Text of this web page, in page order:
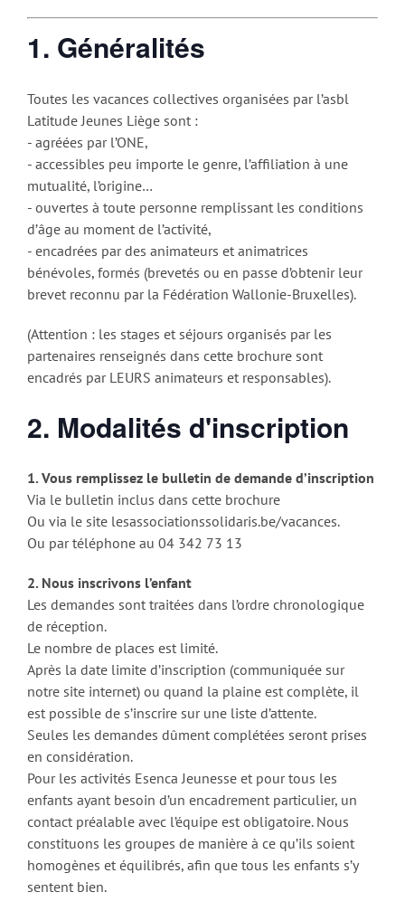
1. Généralités
Toutes les vacances collectives organisées par l’asbl
Latitude Jeunes Liège sont :
- agréées par l’ONE,
- accessibles peu importe le genre, l’affiliation à une
mutualité, l’origine…
- ouvertes à toute personne remplissant les conditions
d’âge au moment de l’activité,
- encadrées par des animateurs et animatrices
bénévoles, formés (brevetés ou en passe d’obtenir leur
brevet reconnu par la Fédération Wallonie-Bruxelles).
(Attention : les stages et séjours organisés par les
partenaires renseignés dans cette brochure sont
encadrés par LEURS animateurs et responsables).
2. Modalités d'inscription
1. Vous remplissez le bulletin de demande d’inscription
Via le bulletin inclus dans cette brochure
Ou via le site lesassociationssolidaris.be/vacances.
Ou par téléphone au 04 342 73 13
2. Nous inscrivons l’enfant
Les demandes sont traitées dans l’ordre chronologique
de réception.
Le nombre de places est limité.
Après la date limite d’inscription (communiquée sur
notre site internet) ou quand la plaine est complète, il
est possible de s’inscrire sur une liste d’attente.
Seules les demandes dûment complétées seront prises
en considération.
Pour les activités Esenca Jeunesse et pour tous les
enfants ayant besoin d’un encadrement particulier, un
contact préalable avec l’équipe est obligatoire. Nous
constituons les groupes de manière à ce qu’ils soient
homogènes et équilibrés, afin que tous les enfants s’y
sentent bien.